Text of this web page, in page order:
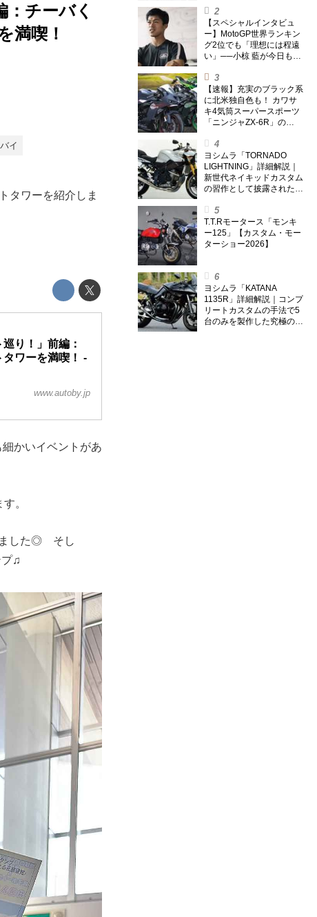
チーバく
満喫！
(アオキマニアックレーシ
ング) Vol.1】
【スペシャルインタビュ
ー】MotoGP世界ランキン
グ2位でも「理想には程遠
い」──小椋 藍が今日も走
【速報】充実のブラック系
に北米独自色も！ カワサ
キ4気筒スーパースポーツ
「ニンジャZX-6R」の
筒ニンジャも出たよ【海
外】
ヨシムラ「TORNADO
LIGHTNING」詳細解説｜
新世代ネイキッドカスタム
の習作として披露された1
T.T.Rモータース「モンキ
ー125」【カスタム・モー
ターショー2026】
ヨシムラ「KATANA
1135R」詳細解説｜コンプ
リートカスタムの手法で5
台のみを製作した究極の銘
イ
タワーを紹介しま
り！」前編：
ワーを満喫！ -
www.autoby.jp
かいイベントがあ
。
ました◎ そし
♫